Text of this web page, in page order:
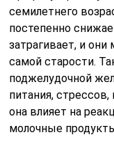
семилетнего
постепенно
затрагивает, и
самой старости.
поджелудочной
питания,
она влияет на
молочные